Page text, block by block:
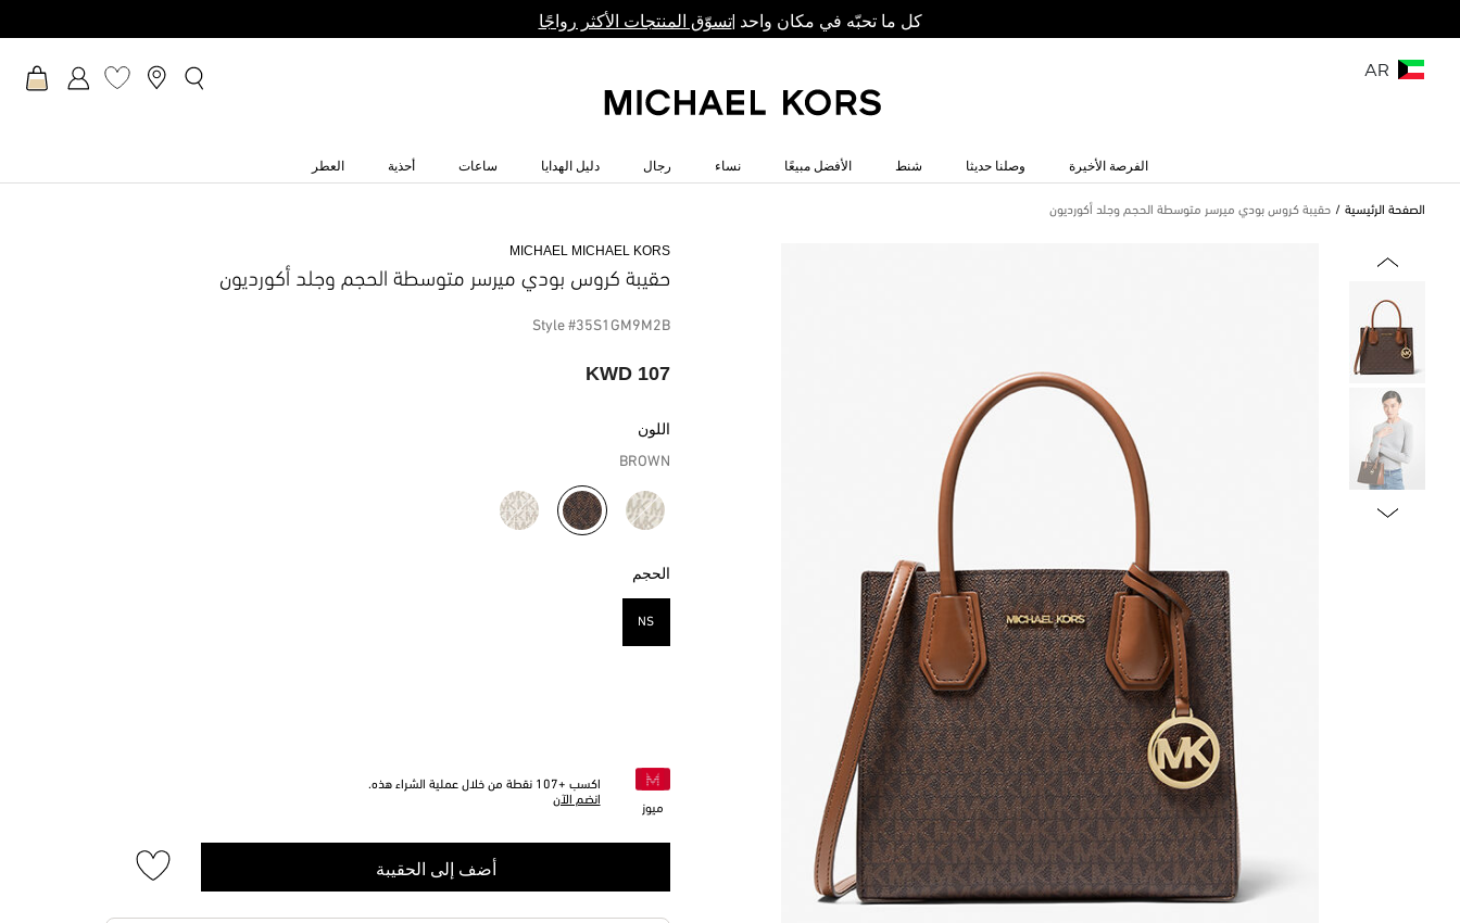
كل ما تحبّه في مكان واحد |تسوّق المنتجات الأكثر رواجًا
AR
الفرصة الأخيرة وصلنا حديثا شنط الأفضل مبيعًا نساء رجال دليل الهدايا ساعات أحذية العطر
الصفحة الرئيسية حقيبة كروس بودي ميرسر متوسطة الحجم وجلد أكورديون
MICHAEL MICHAEL KORS
حقيبة كروس بودي ميرسر متوسطة الحجم وجلد أكورديون
Style #35S1GM9M2B
107 KWD
اللون
BROWN
مختار
الحجم
NS
ميوز
اكسب +107 نقطة من خلال عملية الشراء هذه.
انضم الآن
أضف إلى الحقيبة